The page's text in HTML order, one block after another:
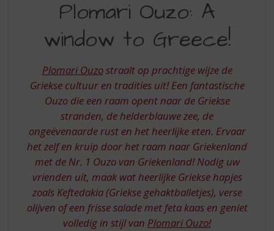
OUZO
TO
GREECE
Plomari Ouzo: A
window to Greece!
Plomari Ouzostraalt op prachtige wijze de
Griekse cultuur en tradities uit! Een fantastische
Ouzo die een raam opent naar de Griekse
stranden, de helderblauwe zee, de
ongeëvenaarde rust en het heerlijke eten. Ervaar
het zelf en kruip door het raam naar Griekenland
met de Nr. 1 Ouzo van Griekenland! Nodig uw
vrienden uit, maak wat heerlijke Griekse hapjes
zoals Keftedakia (Griekse gehaktballetjes), verse
olijven of een frisse salade met feta kaas en geniet
volledig in stijl van Plomari Ouzo!